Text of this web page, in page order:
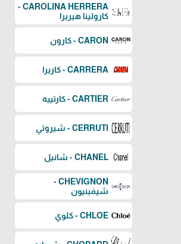
CAROLINA HERRERA -
كارولينا هيريرا
CARON - كارون
CARRERA - كاريرا
CARTIER - كارتييه
CERRUTI - شيروتي
CHANEL - شانيل
CHEVIGNON -
شيفينيون
CHLOE - كلوي